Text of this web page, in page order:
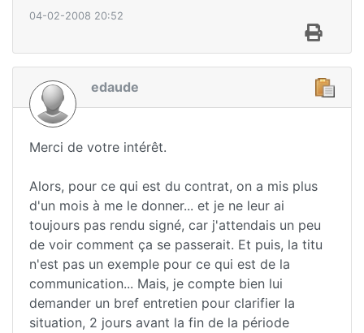
04-02-2008 20:52
edaude
Merci de votre intérêt.
Alors, pour ce qui est du contrat, on a mis plus
d'un mois à me le donner... et je ne leur ai
toujours pas rendu signé, car j'attendais un peu
de voir comment ça se passerait. Et puis, la titu
n'est pas un exemple pour ce qui est de la
communication... Mais, je compte bien lui
demander un bref entretien pour clarifier la
situation, 2 jours avant la fin de la période